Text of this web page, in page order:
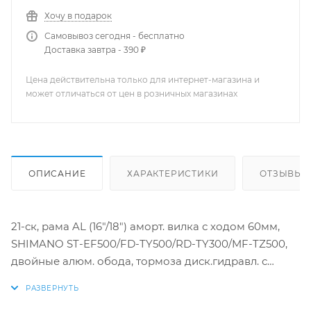
Хочу в подарок
Самовывоз сегодня - бесплатно
Доставка завтра - 390 ₽
Цена действительна только для интернет-магазина и
может отличаться от цен в розничных магазинах
ОПИСАНИЕ ХАРАКТЕРИСТИКИ ОТЗЫВЫ
21-ск, рама AL (16"/18") аморт. вилка с ходом 60мм,
SHIMANO ST-EF500/FD-TY500/RD-TY300/MF-TZ500,
двойные алюм. обода, тормоза диск.гидравл. с